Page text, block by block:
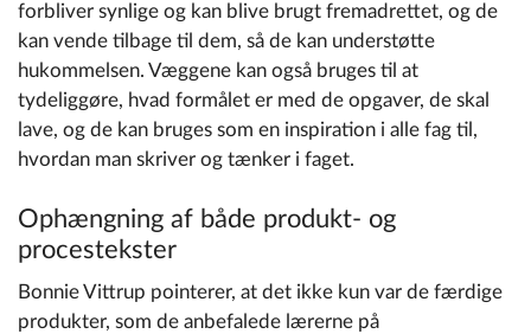
forbliver synlige og kan blive brugt fremadrettet, og de
kan vende tilbage til dem, så de kan understøtte
hukommelsen. Væggene kan også bruges til at
tydeliggøre, hvad formålet er med de opgaver, de skal
lave, og de kan bruges som en inspiration i alle fag til,
hvordan man skriver og tænker i faget.
Ophængning af både produkt- og
procestekster
Bonnie Vittrup pointerer, at det ikke kun var de færdige
produkter, som de anbefalede lærerne på